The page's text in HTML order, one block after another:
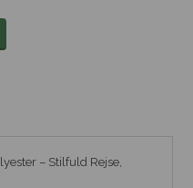
– Stilfuld Rejse,